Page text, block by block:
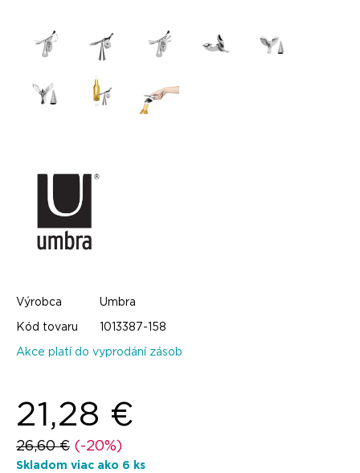
Výrobca Umbra
Kód tovaru 1013387-158
Akce platí do vyprodání zásob
21,28 €
26,60 € (-20%)
Skladom viac ako 6 ks